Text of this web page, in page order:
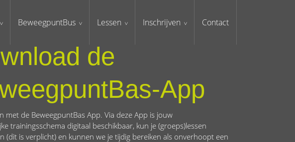
BeweegpuntBus Lessen Inschrijven Contact
de
App
met de BeweegpuntBas App. Via deze App is jouw
trainingsschema digitaal beschikbaar, kun je (groeps)lessen
(dit is verplicht) en kunnen we je tijdig bereiken als onverhoopt een